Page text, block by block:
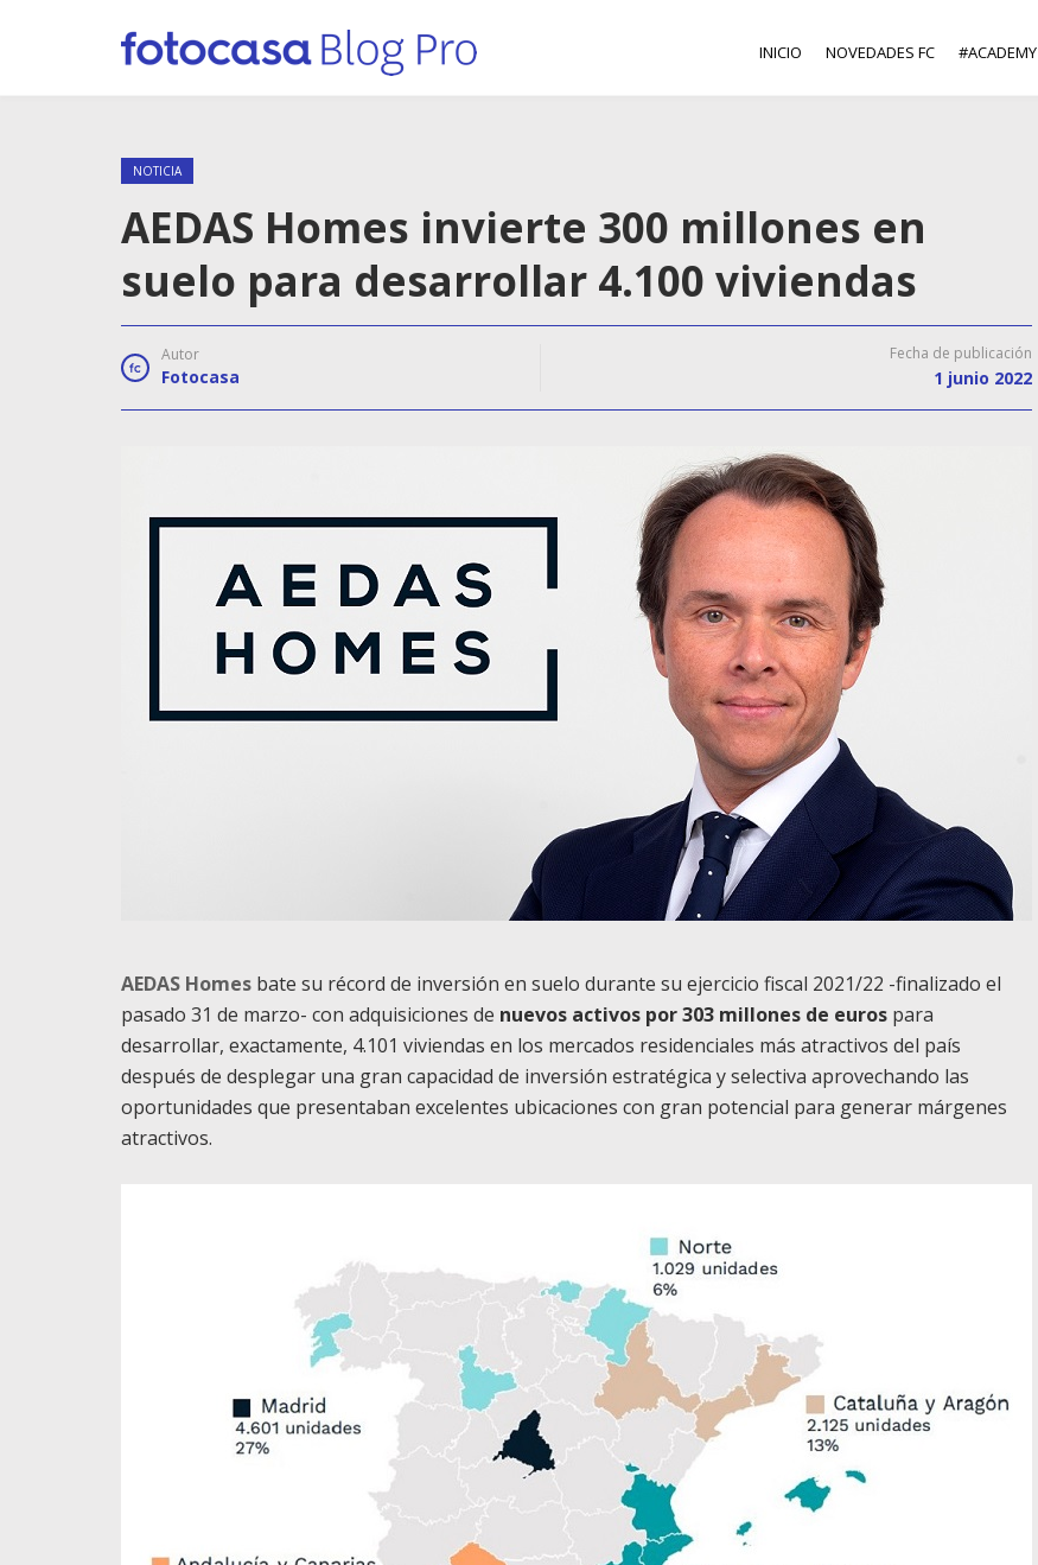
INICIO NOVEDADES FC #ACADEMY
NOTICIA
AEDAS Homes invierte 300 millones en
suelo para desarrollar 4.100 viviendas
Autor
Fotocasa
Fecha de publicación
1 junio 2022
AEDAS Homes bate su récord de inversión en suelo durante su ejercicio fiscal 2021/22 -finalizado el
pasado 31 de marzo- con adquisiciones de nuevos activos por 303 millones de euros para
desarrollar, exactamente, 4.101 viviendas en los mercados residenciales más atractivos del país
después de desplegar una gran capacidad de inversión estratégica y selectiva aprovechando las
oportunidades que presentaban excelentes ubicaciones con gran potencial para generar márgenes
atractivos.